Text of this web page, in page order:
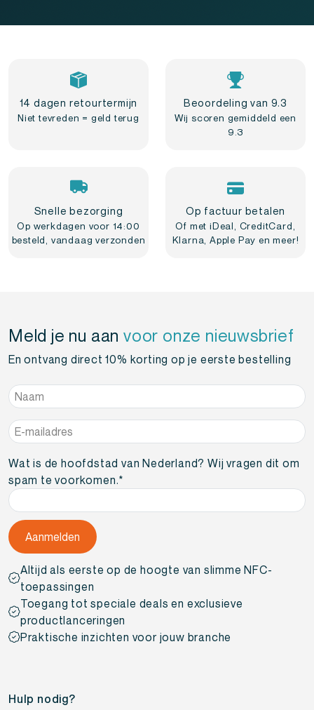
14 dagen retourtermijn
Niet tevreden = geld terug
Beoordeling van 9.3
Wij scoren gemiddeld een
9.3
Snelle bezorging
Op werkdagen voor 14:00
besteld, vandaag verzonden
Op factuur betalen
Of met iDeal, CreditCard,
Klarna, Apple Pay en meer!
Meld je nu aanvoor onze nieuwsbrief
En ontvang direct 10% korting op je eerste bestelling
Naam*
E-
mailadres*
Wat is de hoofdstad van Nederland? Wij vragen dit om
spam te voorkomen.*
Altijd als eerste op de hoogte van slimme NFC-
toepassingen
Toegang tot speciale deals en exclusieve
productlanceringen
Praktische inzichten voor jouw branche
Hulp nodig?